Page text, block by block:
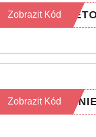
Zobrazit Kód
Zobrazit Kód